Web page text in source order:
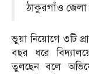
ঠাকুরগাঁও জেলা
ভুয়া নিয়োগে ৩টি
বছর ধরে
তুলছেন বলে